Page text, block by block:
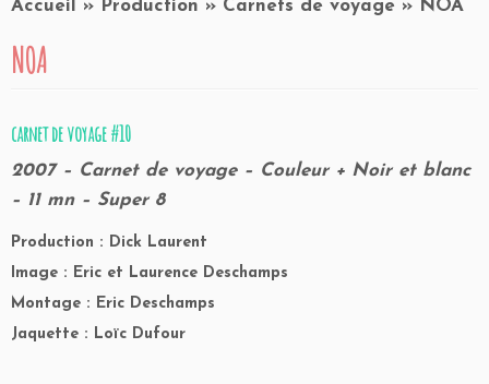
Accueil » Production » Carnets de voyage » NOA
NOA
carnet de voyage #10
2007 – Carnet de voyage – Couleur + Noir et blanc
– 11 mn – Super 8
Production : Dick Laurent
Image : Eric et Laurence Deschamps
Montage : Eric Deschamps
Jaquette : Loïc Dufour